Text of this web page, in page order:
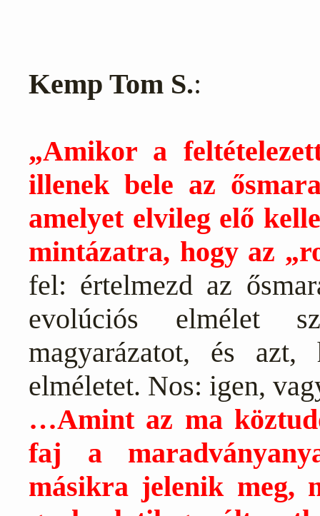
Kemp Tom S.:
„Amikor a
illenek bele az
amelyet elvileg elő
mintázatra, hogy az
fel: értelmezd az
evolúciós elmélet
magyarázatot, és
elméletet. Nos: igen,
…Amint az ma
faj a
másikra jelenik meg,